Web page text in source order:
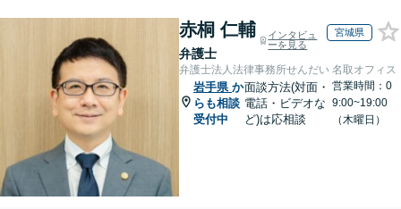
赤桐 仁輔
弁護士
インタビュ
ーを見る
宮城県
弁護士法人法律事務所せんだい 名取オフィス
岩手県 か
らも相談
受付中
面談方法(対面・
電話・ビデオな
ど)は応相談
営業時間：0
9:00~19:00
（木曜日）